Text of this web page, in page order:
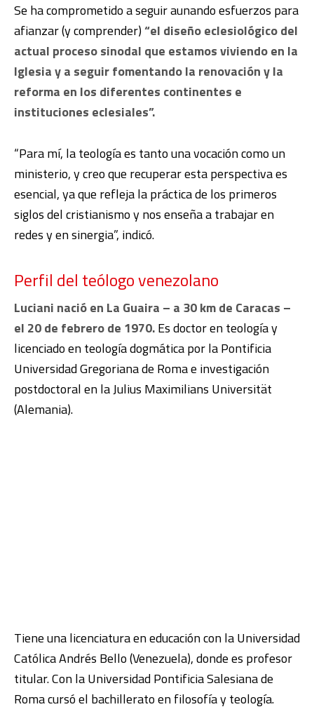
Se ha comprometido a seguir aunando esfuerzos para
afianzar (y comprender)“el diseño eclesiológico del
actual proceso sinodal que estamos viviendo en la
Iglesia y a seguir fomentando la renovación y la
reforma en los diferentes continentes e
instituciones eclesiales”.
“Para mí, la teología es tanto una vocación como un
ministerio, y creo que recuperar esta perspectiva es
esencial, ya que refleja la práctica de los primeros
siglos del cristianismo y nos enseña a trabajar en
redes y en sinergia”, indicó.
Perfil del teólogo venezolano
Luciani nació en La Guaira – a 30 km de Caracas –
el 20 de febrero de 1970.Es doctor en teología y
licenciado en teología dogmática por la Pontificia
Universidad Gregoriana de Roma e investigación
postdoctoral en la Julius Maximilians Universität
(Alemania).
Tiene una licenciatura en educación con la Universidad
Católica Andrés Bello (Venezuela), donde es profesor
titular. Con la Universidad Pontificia Salesiana de
Roma cursó el bachillerato en filosofía y teología.